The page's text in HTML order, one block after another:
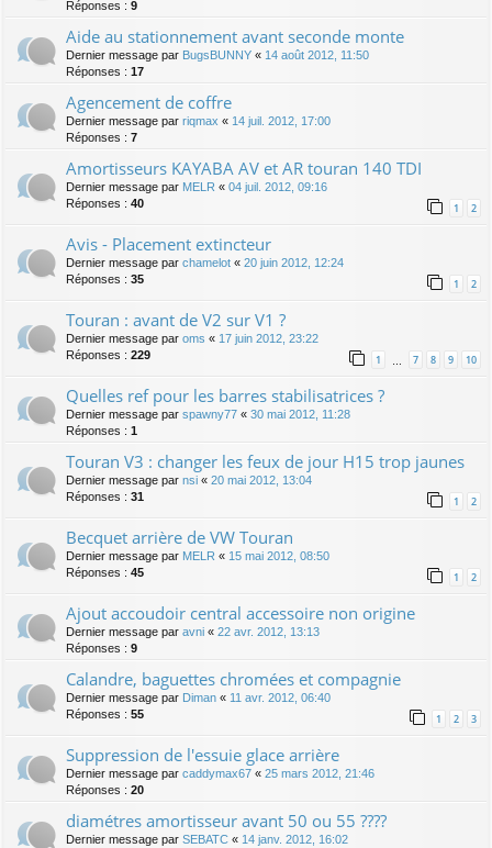
Réponses : 9
Aide au stationnement avant seconde monte
Dernier message par BugsBUNNY « 14 août 2012, 11:50
Réponses : 17
Agencement de coffre
Dernier message par riqmax « 14 juil. 2012, 17:00
Réponses : 7
Amortisseurs KAYABA AV et AR touran 140 TDI
Dernier message par MELR « 04 juil. 2012, 09:16
Réponses : 40 1 2
Avis - Placement extincteur
Dernier message par chamelot « 20 juin 2012, 12:24
Réponses : 35 1 2
Touran : avant de V2 sur V1 ?
Dernier message par oms « 17 juin 2012, 23:22
Réponses : 229 1 … 7 8 9 10
Quelles ref pour les barres stabilisatrices ?
Dernier message par spawny77 « 30 mai 2012, 11:28
Réponses : 1
Touran V3 : changer les feux de jour H15 trop jaunes
Dernier message par nsi « 20 mai 2012, 13:04
Réponses : 31 1 2
Becquet arrière de VW Touran
Dernier message par MELR « 15 mai 2012, 08:50
Réponses : 45 1 2
Ajout accoudoir central accessoire non origine
Dernier message par avni « 22 avr. 2012, 13:13
Réponses : 9
Calandre, baguettes chromées et compagnie
Dernier message par Diman « 11 avr. 2012, 06:40
Réponses : 55 1 2 3
Suppression de l'essuie glace arrière
Dernier message par caddymax67 « 25 mars 2012, 21:46
Réponses : 20
diamétres amortisseur avant 50 ou 55 ????
Dernier message par SEBATC « 14 janv. 2012, 16:02